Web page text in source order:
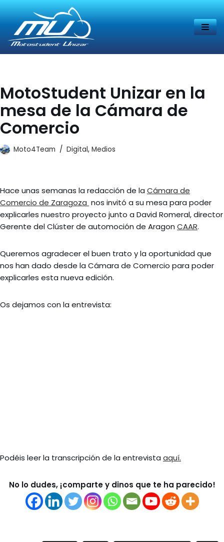
Saltar
al
MotoStudent Unizar en la
mesa de la Cámara de
Comercio
Moto4Team Digital, Medios
Hace unas semanas la redacción de la Cámara de
Comercio de Zaragoza nos invitó a su mesa para poder
explicarles nuestro proyecto junto a David Romeral, director
Gerente del Clúster de automoción de Aragon CAAR.
Queremos agradecer el buen trato y la oportunidad que
nos han dado desde la Cámara de Comercio para poder
explicarles esta nueva edición.
Os dejamos con la entrevista:
Podéis leer la transcripción de la entrevista aquí.
No lo dudes, ¡comparte y dinos que te ha parecido!